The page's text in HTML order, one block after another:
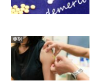
薬剤